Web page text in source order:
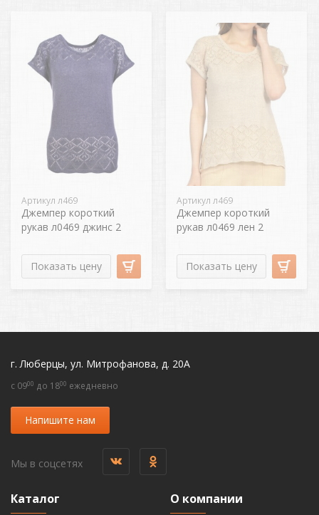
Артикул л469
Джемпер короткий
рукав л0469 джинс 2
Показать цену
Артикул л469
Джемпер короткий
рукав л0469 лен 2
Показать цену
г. Люберцы, ул. Митрофанова, д. 20А
c 0900 до 1800 ежедневно
Напишите нам
Мы в соцсетях
Каталог О компании